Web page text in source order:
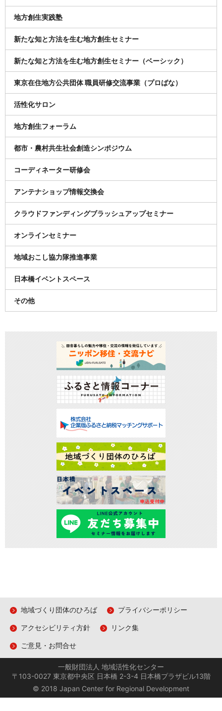
地方創生実践塾
新たな知と方法を生む地方創生セミナー
新たな知と方法を生む地方創生セミナー（ベーシック）
東京在住地方公共団体 職員研修交流事業（プロばな）
活性化サロン
地方創生フォーラム
都市・農村共生社会創造シンポジウム
コーディネーター研修会
アンテナショップ情報交換会
クラウドファンディングブラッシュアップセミナー
オンラインセミナー
地域おこし協力隊推進事業
日本橋イベントスペース
その他
地域づくり団体のひろば プライバシーポリシー
アクセシビリティ方針 リンク集
ご意見・お問合せ
一般財団法人 地域活性化センター
〒103-0027 東京都中央区 日本橋 2-3-4 日本橋プラザビル13階
© 2018 Japan Center for Regional Development